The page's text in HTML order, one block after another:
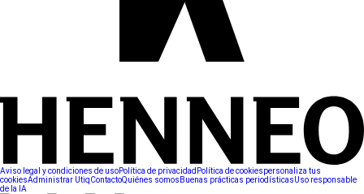
Aviso legal y condiciones de usoPolítica de privacidad Política de cookiespersonaliza tus
cookiesAdministrar UtiqContactoQuiénes somos Buenas prácticas periodísticasUso responsable
de la IA